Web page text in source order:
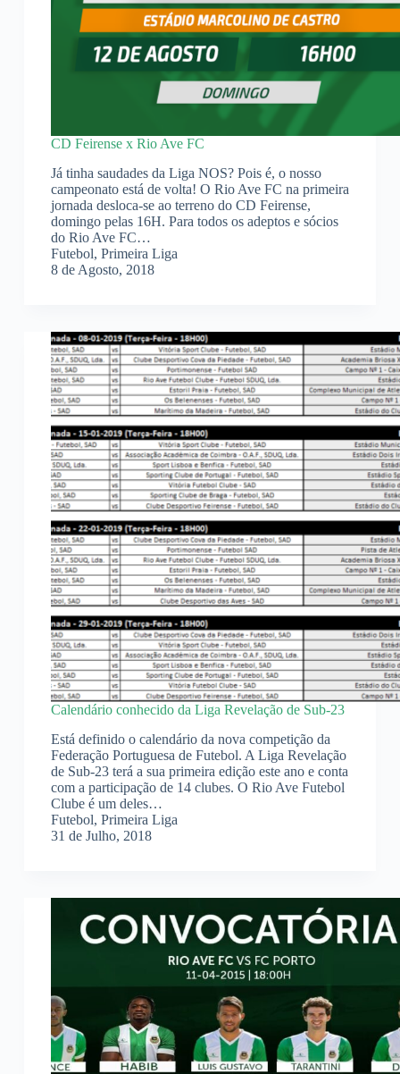
CD Feirense x Rio Ave FC
Já tinha saudades da Liga NOS? Pois é, o nosso
campeonato está de volta! O Rio Ave FC na primeira
jornada desloca-se ao terreno do CD Feirense,
domingo pelas 16H. Para todos os adeptos e sócios
do Rio Ave FC…
Futebol, Primeira Liga
8 de Agosto, 2018
Calendário conhecido da Liga Revelação de Sub-23
Está definido o calendário da nova competição da
Federação Portuguesa de Futebol. A Liga Revelação
de Sub-23 terá a sua primeira edição este ano e conta
com a participação de 14 clubes. O Rio Ave Futebol
Clube é um deles…
Futebol, Primeira Liga
31 de Julho, 2018